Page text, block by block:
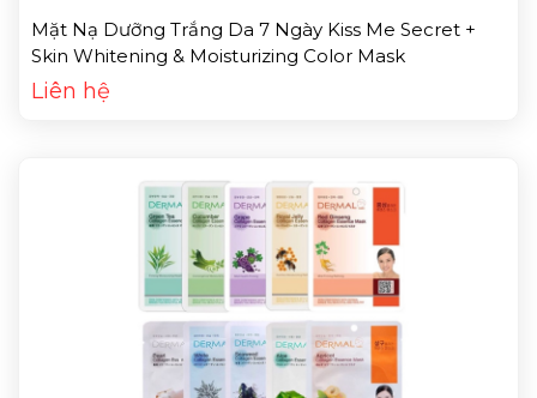
Mặt Nạ Dưỡng Trắng Da 7 Ngày Kiss Me Secret +
Skin Whitening & Moisturizing Color Mask
Liên hệ